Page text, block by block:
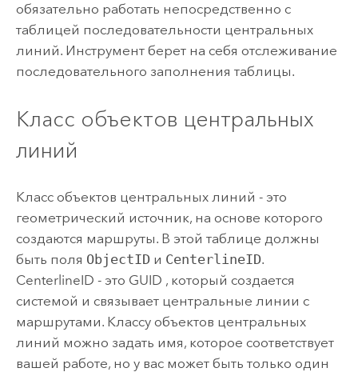
обязательно работать непосредственно с
таблицей последовательности центральных
линий. Инструмент берет на себя отслеживание
последовательного заполнения таблицы.
Класс объектов центральных
линий
Класс объектов центральных линий - это
геометрический источник, на основе которого
создаются маршруты. В этой таблице должны
быть поля ObjectIDи CenterlineID.
CenterlineID - это GUID , который создается
системой и связывает центральные линии с
маршрутами. Классу объектов центральных
линий можно задать имя, которое соответствует
вашей работе, но у вас может быть только один